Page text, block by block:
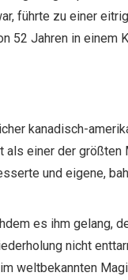
führte zu einer
52 Jahren in einem
kanadisch-
als einer der
und eigene,
es ihm gelang,
nicht
weltbekannten